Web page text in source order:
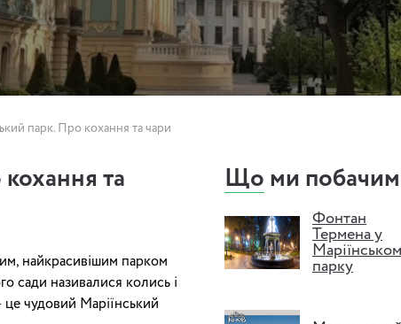
парк. Про кохання та чари
та
найкрасивішим парком
сади називалися колись і
це чудовий Маріїнський
Що ми
Фонтан
Термена у
парку